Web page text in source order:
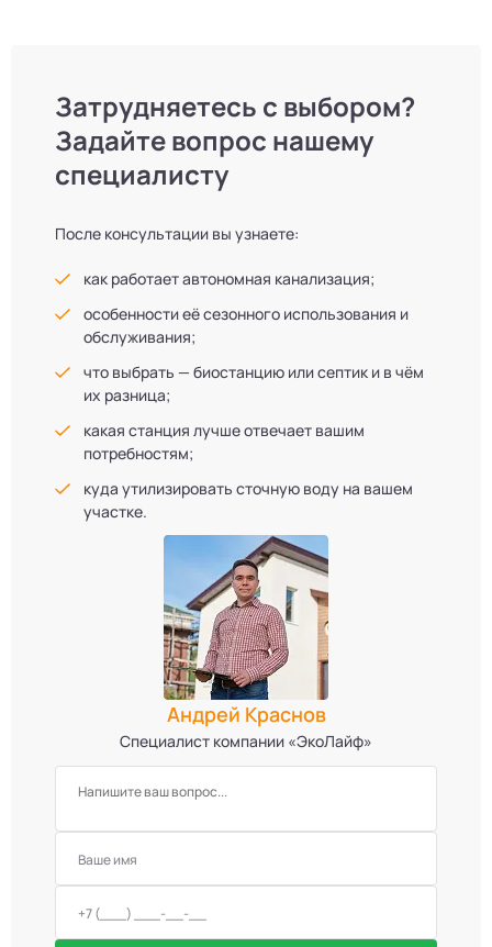
Затрудняетесь с выбором?
Задайте вопрос нашему
специалисту
После консультации вы узнаете:
как работает автономная канализация;
особенности её сезонного использования и
обслуживания;
что выбрать — биостанцию или септик и в чём
их разница;
какая станция лучше отвечает вашим
потребностям;
куда утилизировать сточную воду на вашем
участке.
Андрей Краснов
Специалист компании «ЭкоЛайф»